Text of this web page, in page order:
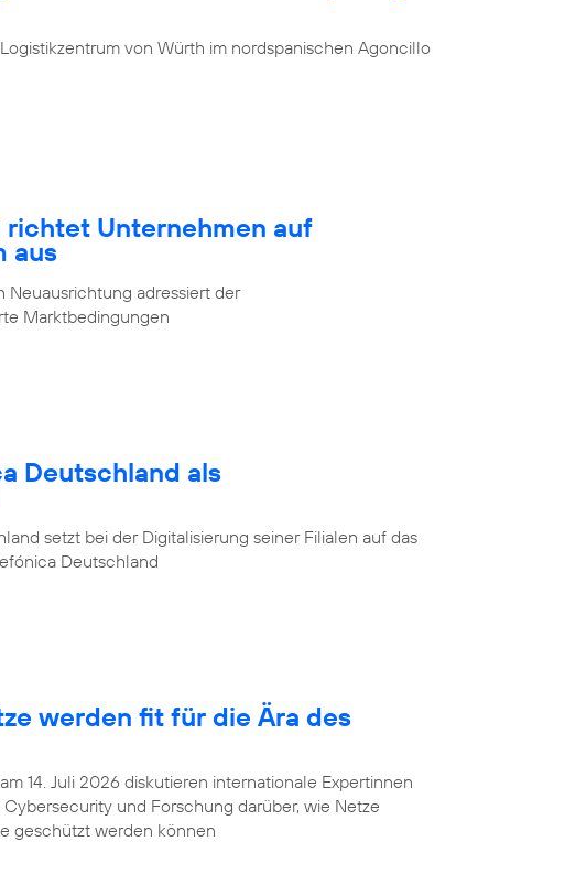
von Würth im nordspanischen Agoncillo
Unternehmen auf
aus
adressiert der
Marktbedingungen
Deutschland als
setzt bei der Digitalisierung seiner Filialen auf das
Deutschland
werden fit für die Ära des
14. Juli 2026 diskutieren internationale Expertinnen
und Forschung darüber, wie Netze
geschützt werden können